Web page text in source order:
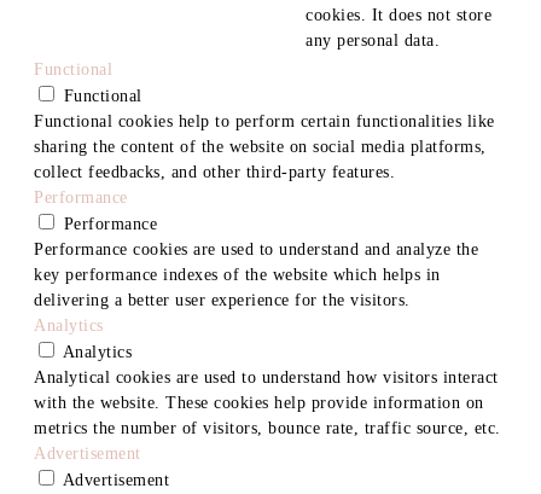
cookies. It does not store
any personal data.
Functional
Functional
Functional cookies help to perform certain functionalities like
sharing the content of the website on social media platforms,
collect feedbacks, and other third-party features.
Performance
Performance
Performance cookies are used to understand and analyze the
key performance indexes of the website which helps in
delivering a better user experience for the visitors.
Analytics
Analytics
Analytical cookies are used to understand how visitors interact
with the website. These cookies help provide information on
metrics the number of visitors, bounce rate, traffic source, etc.
Advertisement
Advertisement